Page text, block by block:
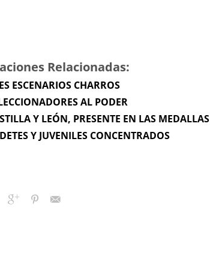
Relacionadas:
ESCENARIOS CHARROS
AL PODER
Y LEÓN, PRESENTE EN LAS MEDALLAS
Y JUVENILES CONCENTRADOS